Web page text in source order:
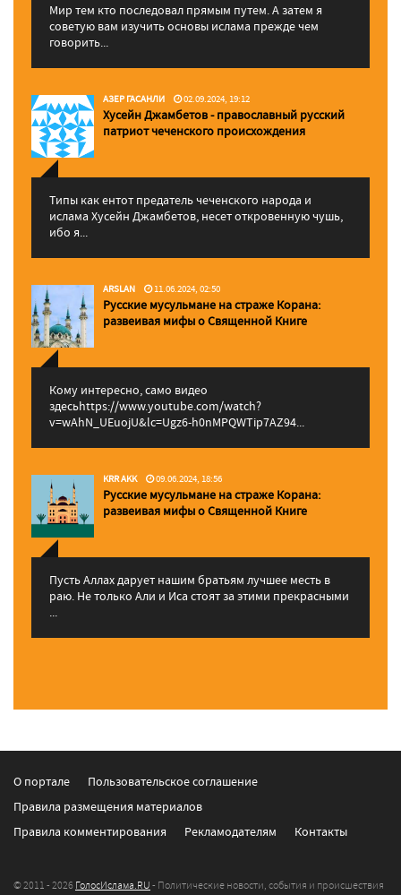
Мир тем кто последовал прямым путем. А затем я
советую вам изучить основы ислама прежде чем
говорить...
АЗЕР ГАСАНЛИ 02.09.2024, 19:12
Хусейн Джамбетов - православный русский
патриот чеченского происхождения
Типы как ентот предатель чеченского народа и
ислама Хусейн Джамбетов, несет откровенную чушь,
ибо я...
ARSLAN 11.06.2024, 02:50
Русские мусульмане на страже Корана:
pазвеивая мифы о Священной Книге
Кому интересно, само видео
здесьhttps://www.youtube.com/watch?
v=wAhN_UEuojU&lc=Ugz6-h0nMPQWTip7AZ94...
KRR AKK 09.06.2024, 18:56
Русские мусульмане на страже Корана:
pазвеивая мифы о Священной Книге
Пусть Аллах дарует нашим братьям лучшее месть в
раю. Не только Али и Иса стоят за этими прекрасными
О портале
Пользовательское соглашение
Правила размещения материалов
Правила комментирования
Рекламодателям Контакты
© 2011 - 2026 ГолосИслама.RU - Политические новости, события и происшествия